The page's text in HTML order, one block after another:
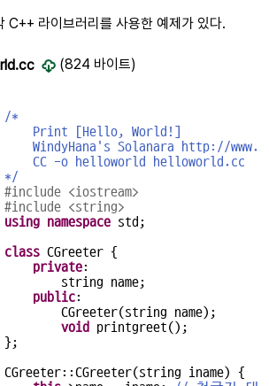
C++ 라이브러리를 사용한 예제가 있다.
(824 바이트)
/*
Print [Hello, World!]
WindyHana's Solanara
http://
CC -o helloworld helloworld.cc
*/
#include <iostream>
#include <string>
using namespace std;
class CGreeter {
private:
string name;
public:
CGreeter(string name);
void printgreet();
};
CGreeter::CGreeter(string iname) {